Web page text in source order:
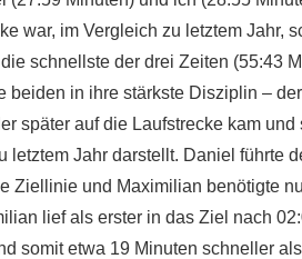
war, im Vergleich zu letztem Jahr,
schnellste der drei Zeiten (55:43
in ihre stärkste Disziplin –
später auf die Laufstrecke kam
Jahr darstellt. Daniel führte
und Maximilian benötigte
lief als erster in das Ziel nach
somit etwa 19 Minuten schneller